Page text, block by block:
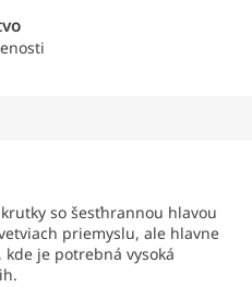
so šesťhrannou hlavou
priemyslu, ale hlavne
je potrebná vysoká